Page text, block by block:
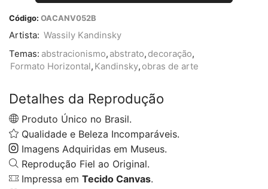
Código: OACANV052B
Artista: Wassily Kandinsky
Temas: abstracionismo, abstrato, decoração,
Formato Horizontal, Kandinsky, obras de arte
Detalhes da Reprodução
Produto Único no Brasil.
Qualidade e Beleza Incomparáveis.
Imagens Adquiridas em Museus.
Reprodução Fiel ao Original.
Impressa em Tecido Canvas.